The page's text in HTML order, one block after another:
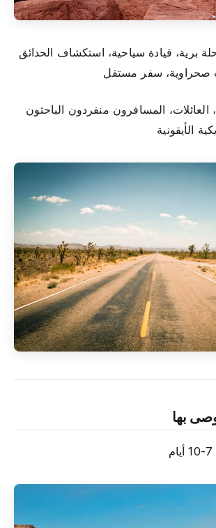
برية، قيادة سياحية، استكشاف الحدائق
صحراوية، سفر مستقل
العائلات، المسافرون منفردون الباحثون
الأيقونية
بها